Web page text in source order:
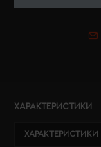
ХАРАКТЕРИСТИКИ
ХАРАКТЕРИСТИКИ